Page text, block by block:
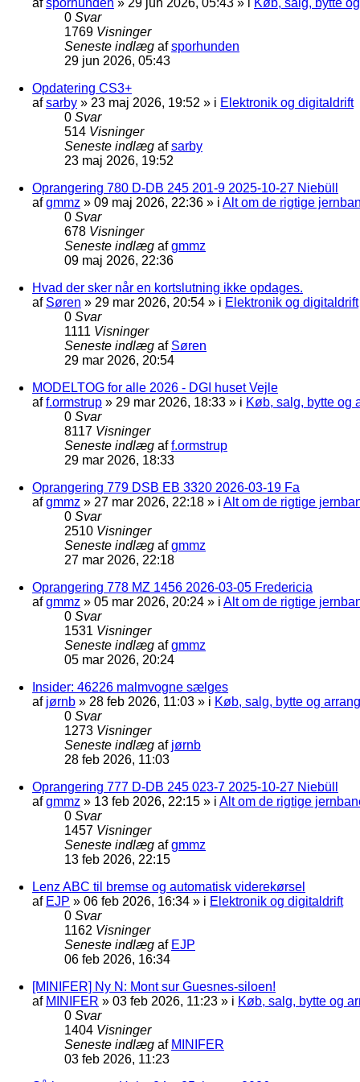
0 Svar
1769 Visninger
Seneste indlæg afsporhunden
29 jun 2026, 05:43
Opdatering CS3+
afsarby » 23 maj 2026, 19:52 » i Elektronik og digitaldrift
0 Svar
514 Visninger
Seneste indlæg afsarby
23 maj 2026, 19:52
Oprangering 780 D-DB 245 201-9 2025-10-27 Niebüll
afgmmz » 09 maj 2026, 22:36 » i Alt om de rigtige
0 Svar
678 Visninger
Seneste indlæg afgmmz
09 maj 2026, 22:36
Hvad der sker når en kortslutning ikke opdages.
af Søren » 29 mar 2026, 20:54 » i Elektronik og digitaldrift
0 Svar
1111 Visninger
Seneste indlæg af Søren
29 mar 2026, 20:54
MODELTOG for alle 2026 - DGI huset Vejle
aff.ormstrup » 29 mar 2026, 18:33 » i Køb, salg, bytte og
0 Svar
8117 Visninger
Seneste indlæg aff.ormstrup
29 mar 2026, 18:33
Oprangering 779 DSB EB 3320 2026-03-19 Fa
afgmmz » 27 mar 2026, 22:18 » i Alt om de rigtige
0 Svar
2510 Visninger
Seneste indlæg afgmmz
27 mar 2026, 22:18
Oprangering 778 MZ 1456 2026-03-05 Fredericia
afgmmz » 05 mar 2026, 20:24 » i Alt om de rigtige
0 Svar
1531 Visninger
Seneste indlæg afgmmz
05 mar 2026, 20:24
Insider: 46226 malmvogne sælges
af jørnb » 28 feb 2026, 11:03 » i Køb, salg, bytte og
0 Svar
1273 Visninger
Seneste indlæg af jørnb
28 feb 2026, 11:03
Oprangering 777 D-DB 245 023-7 2025-10-27 Niebüll
afgmmz » 13 feb 2026, 22:15 » i Alt om de rigtige
0 Svar
1457 Visninger
Seneste indlæg afgmmz
13 feb 2026, 22:15
Lenz ABC til bremse og automatisk viderekørsel
af EJP » 06 feb 2026, 16:34 » i Elektronik og digitaldrift
0 Svar
1162 Visninger
Seneste indlæg af EJP
06 feb 2026, 16:34
[MINIFER] Ny N: Mont sur Guesnes-siloen!
af MINIFER » 03 feb 2026, 11:23 » i Køb, salg, bytte og
0 Svar
1404 Visninger
Seneste indlæg af MINIFER
03 feb 2026, 11:23